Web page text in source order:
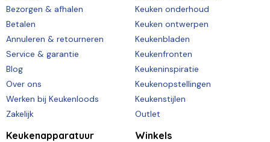
Bezorgen & afhalen
Betalen
Annuleren & retourneren
Service & garantie
Blog
Over ons
Werken bij Keukenloods
Zakelijk
Keuken onderhoud
Keuken ontwerpen
Keukenbladen
Keukenfronten
Keukeninspiratie
Keukenopstellingen
Keukenstijlen
Outlet
Keukenapparatuur Winkels